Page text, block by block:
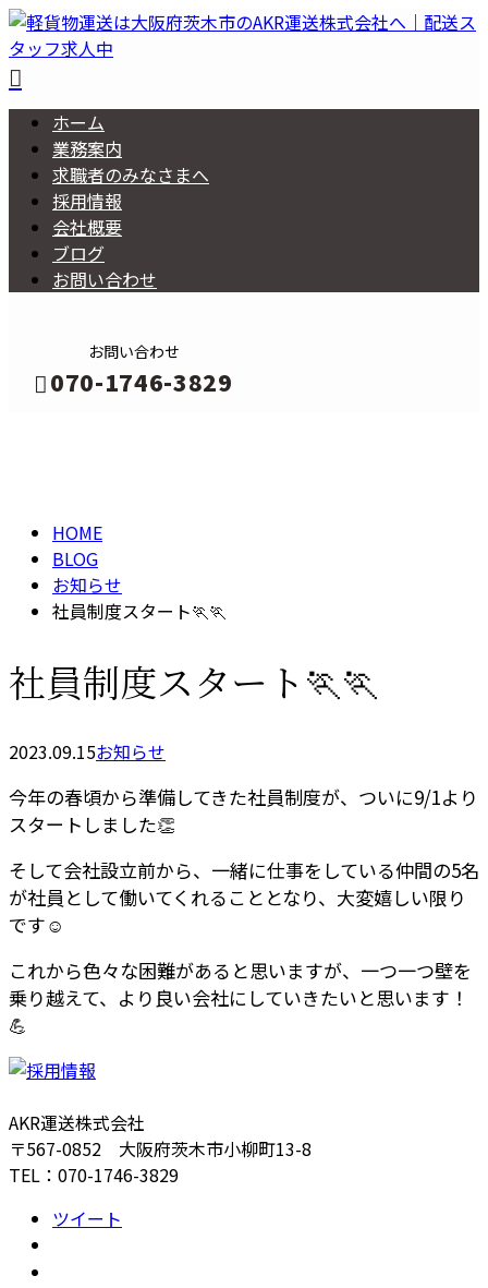
ホーム
業務案内
求職者のみなさまへ
採用情報
会社概要
ブログ
お問い合わせ
お問い合わせ
070-1746-3829
HOME
BLOG
お知らせ
社員制度スタート🏃🏃
社員制度スタート🏃🏃
2023.09.15お知らせ
今年の春頃から準備してきた社員制度が、ついに9/1より
スタートしました👏
そして会社設立前から、一緒に仕事をしている仲間の5名
が社員として働いてくれることとなり、大変嬉しい限り
です☺️
これから色々な困難があると思いますが、一つ一つ壁を
乗り越えて、より良い会社にしていきたいと思います！
💪
AKR運送株式会社
〒567-0852 大阪府茨木市小柳町13-8
TEL：070-1746-3829
ツイート